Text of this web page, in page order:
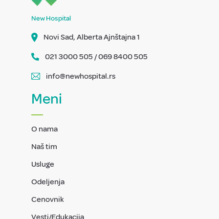
New Hospital
Novi Sad, Alberta Ajnštajna 1
021 3000 505 / 069 8400 505
info@newhospital.rs
Meni
O nama
Naš tim
Usluge
Odeljenja
Cenovnik
Vesti/Edukacija